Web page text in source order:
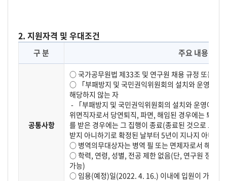
2. 지원자격 및 우대조건
구 분 주요 내용
공통사항
○ 국가공무원법 제33조 및 연구원 채용 규정 또는 이
○ 「부패방지 및 국민권익위원회의 설치와 운영에
해당하지 않는 자
- 「부패방지 및 국민권익위원회의 설치와 운영에 관
위면직자로서 당연퇴직, 파면, 해임된 경우에는 퇴직
를 받은 경우에는 그 집행이 종료(종료된 것으로 보는
받지 아니하기로 확정된 날부터 5년이 지나지 아니한
○ 병역의무대상자는 병역 필 또는 면제자로서 해외여
○ 학력, 연령, 성별, 전공 제한 없음(단, 연구원 정년인
가능)
○ 임용(예정)일(2022. 4. 16.) 이내에 입원이 가능한